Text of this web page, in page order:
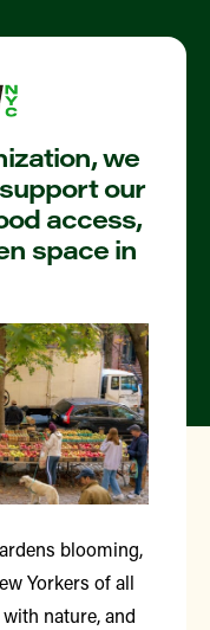
we
our
access,
space in
blooming,
Yorkers of all
nature, and